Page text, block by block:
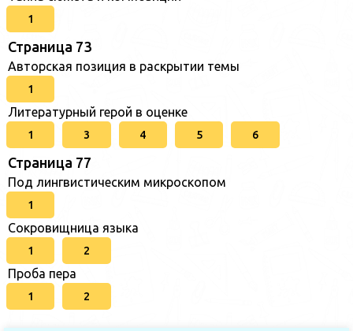
1
Страница 73
Авторская позиция в раскрытии темы
1
Литературный герой в оценке
1 3 4 5 6
Страница 77
Под лингвистическим микроскопом
1
Сокровищница языка
1 2
Проба пера
1 2